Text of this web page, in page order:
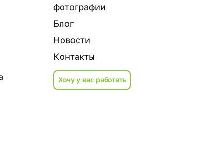
фотографии
Блог
Новости
Контакты
Хочу у вас работать